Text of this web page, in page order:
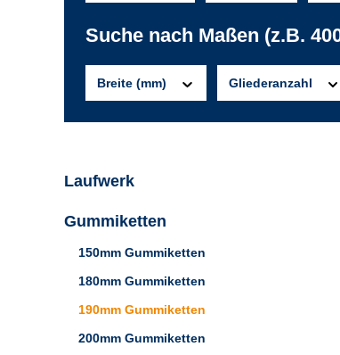
Suche nach Maßen (z.B.
Breite (mm) Gliederanzahl
Laufwerk
Gummiketten
150mm Gummiketten
180mm Gummiketten
190mm Gummiketten
200mm Gummiketten